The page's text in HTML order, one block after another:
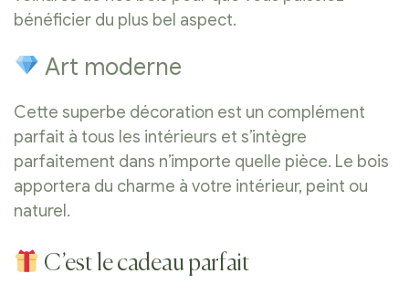
bénéficier du plus bel aspect.
Art moderne
Cette superbe décoration est un complément
parfait à tous les intérieurs et s’intègre
parfaitement dans n’importe quelle pièce. Le bois
apportera du charme à votre intérieur, peint ou
naturel.
C’est le cadeau parfait